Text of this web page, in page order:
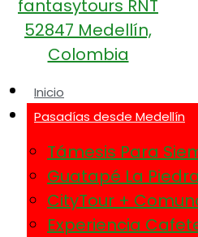
Inicio
Pasadías desde Medellín
Támesis Para
Guatapé La Piedra
CityTour +
Experiencia